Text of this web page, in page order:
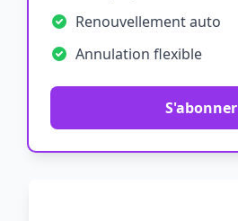
Renouvellement auto
Annulation flexible
S'abonner